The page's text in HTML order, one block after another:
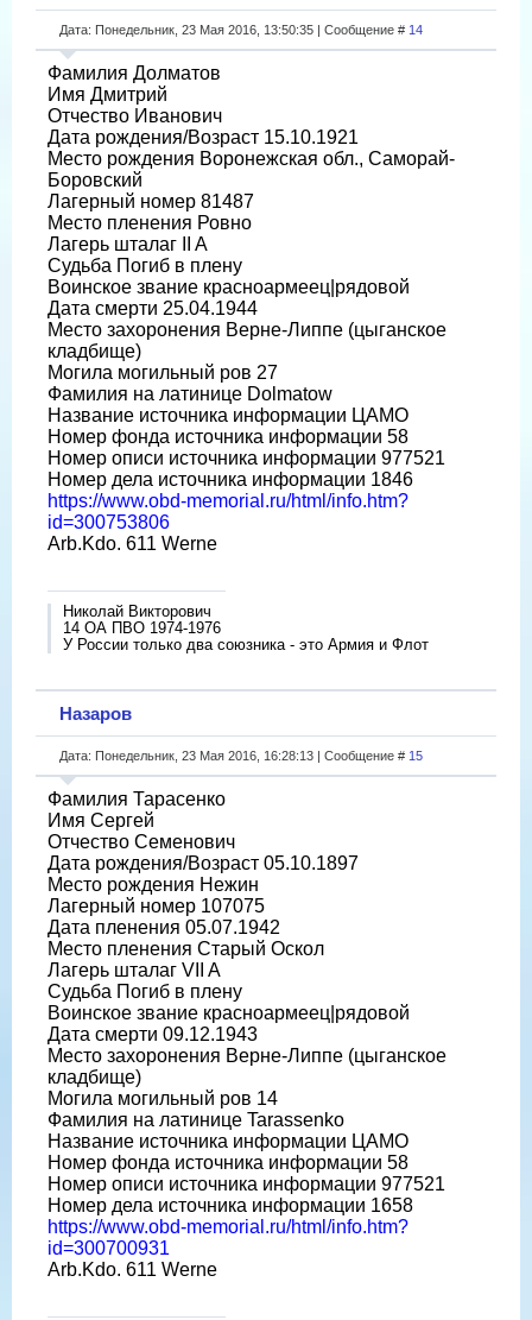
Дата: Понедельник, 23 Мая 2016, 13:50:35 | Сообщение # 14
Фамилия Долматов
Имя Дмитрий
Отчество Иванович
Дата рождения/Возраст 15.10.1921
Место рождения Воронежская обл., Саморай-
Боровский
Лагерный номер 81487
Место пленения Ровно
Лагерь шталаг II A
Судьба Погиб в плену
Воинское звание красноармеец|рядовой
Дата смерти 25.04.1944
Место захоронения Верне-Липпе (цыганское
кладбище)
Могила могильный ров 27
Фамилия на латинице Dolmatow
Название источника информации ЦАМО
Номер фонда источника информации 58
Номер описи источника информации 977521
Номер дела источника информации 1846
https://www.obd-memorial.ru/html/info.htm?
id=300753806
Arb.Kdo. 611 Werne
Николай Викторович
14 ОА ПВО 1974-1976
У России только два союзника - это Армия и Флот
Назаров
Дата: Понедельник, 23 Мая 2016, 16:28:13 | Сообщение # 15
Фамилия Тарасенко
Имя Сергей
Отчество Семенович
Дата рождения/Возраст 05.10.1897
Место рождения Нежин
Лагерный номер 107075
Дата пленения 05.07.1942
Место пленения Старый Оскол
Лагерь шталаг VII A
Судьба Погиб в плену
Воинское звание красноармеец|рядовой
Дата смерти 09.12.1943
Место захоронения Верне-Липпе (цыганское
кладбище)
Могила могильный ров 14
Фамилия на латинице Tarassenko
Название источника информации ЦАМО
Номер фонда источника информации 58
Номер описи источника информации 977521
Номер дела источника информации 1658
https://www.obd-memorial.ru/html/info.htm?
id=300700931
Arb.Kdo. 611 Werne